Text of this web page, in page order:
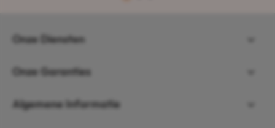
Onze Diensten
Onze Garanties
Algemene Informatie